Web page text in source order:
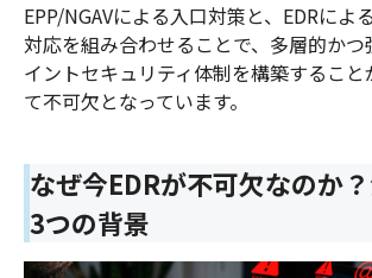
EPP/NGAVによる入口対策と、EDRによ
対応を組み合わせることで、多層的か
イントセキュリティ体制を構築すること
て不可欠となっています。
なぜ今EDRが不可欠なのか
3つの背景